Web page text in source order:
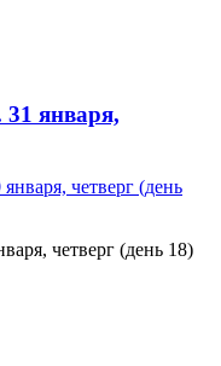
января,
четверг (день 18)